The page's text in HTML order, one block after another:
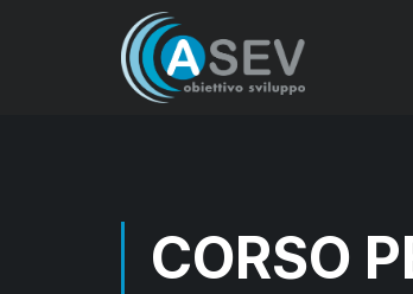
CORSO